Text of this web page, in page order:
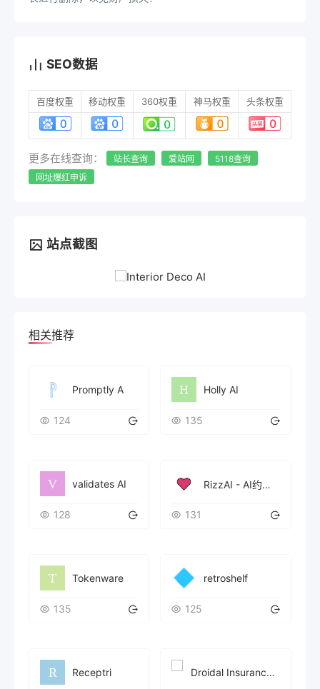
SEO数据
百度权重 移动权重 360权重 神马权重 头条权重
更多在线查询： 站长查询 爱站网
5118查询
网址爆红申诉
站点截图
相关推荐
Promptly A
124
Holly AI
135
validates AI
128
RizzAI - AI约会沟通助手
131
Tokenware
135
retroshelf
125
Receptri Droidal Insurance Verification AI Agent